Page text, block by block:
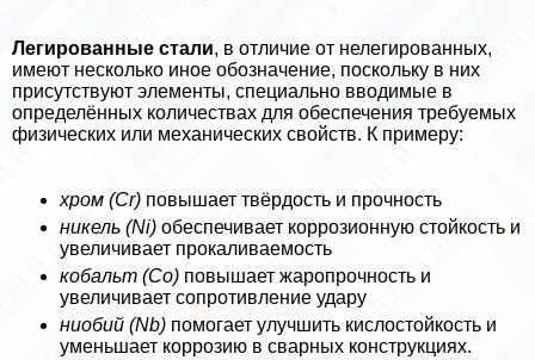
Легированные стали, в отличие от нелегированных,
имеют несколько иное обозначение, поскольку в них
присутствуют элементы, специально вводимые в
определённых количествах для обеспечения требуемых
физических или механических свойств. К примеру:
хром (Cr) повышает твёрдость и прочность
никель (Ni) обеспечивает коррозионную стойкость и
увеличивает прокаливаемость
кобальт (Co) повышает жаропрочность и
увеличивает сопротивление удару
ниобий (Nb) помогает улучшить кислостойкость и
уменьшает коррозию в сварных конструкциях.